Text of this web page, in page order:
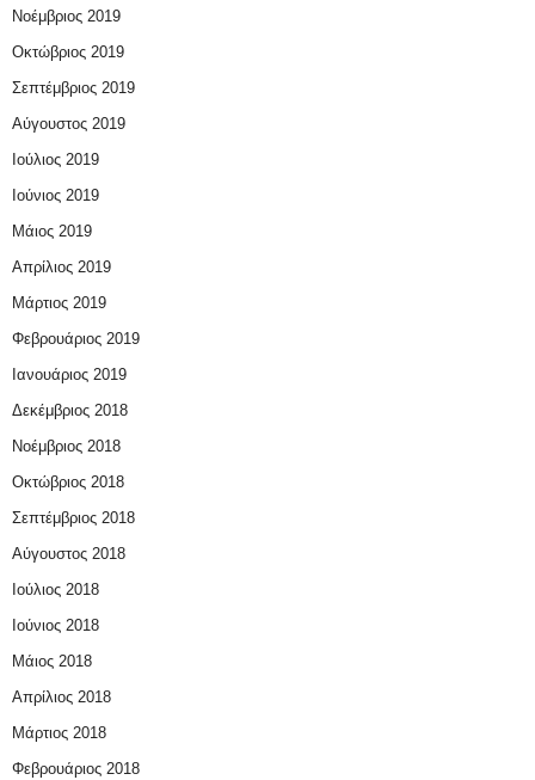
Νοέμβριος 2019
Οκτώβριος 2019
Σεπτέμβριος 2019
Αύγουστος 2019
Ιούλιος 2019
Ιούνιος 2019
Μάιος 2019
Απρίλιος 2019
Μάρτιος 2019
Φεβρουάριος 2019
Ιανουάριος 2019
Δεκέμβριος 2018
Νοέμβριος 2018
Οκτώβριος 2018
Σεπτέμβριος 2018
Αύγουστος 2018
Ιούλιος 2018
Ιούνιος 2018
Μάιος 2018
Απρίλιος 2018
Μάρτιος 2018
Φεβρουάριος 2018